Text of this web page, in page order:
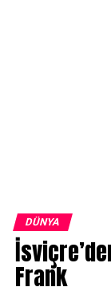
DÜNYA
Frank